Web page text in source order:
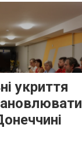
укриття